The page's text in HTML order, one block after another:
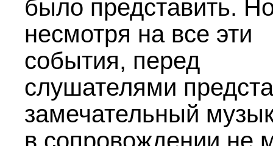
было представить.
несмотря на все эти
события, перед
слушателями
замечательный
в сопровождении не